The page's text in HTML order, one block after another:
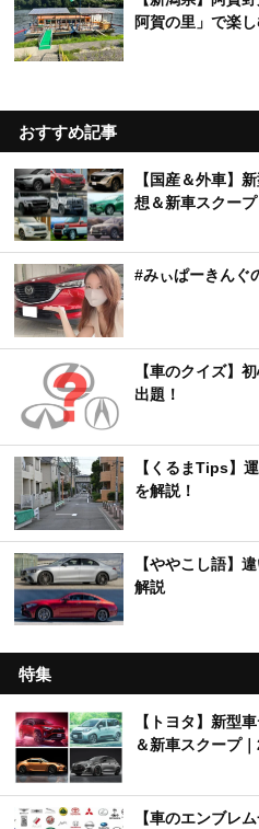
阿賀の里」で楽
おすすめ記事
【国産＆外車】
想＆新車スクー
#みぃぱーきんぐ
【車のクイズ】
出題！
【くるまTips】
を解説！
【ややこし語】
解説
特集
【トヨタ】新型
＆新車スクープ
【車のエンブレ